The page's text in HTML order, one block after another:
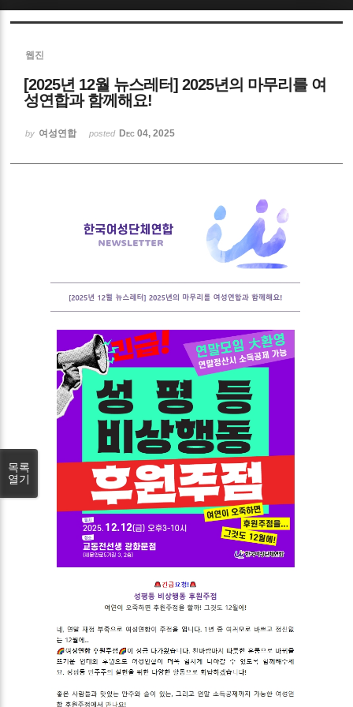
웹진
[2025년 12월 뉴스레터] 2025년의 마무리를 여
성연합과 함께해요!
by 여성연합 posted Dec 04, 2025
목록
열기
Sketchbook5, 스케치북5
Sketchbook5, 스케치북5